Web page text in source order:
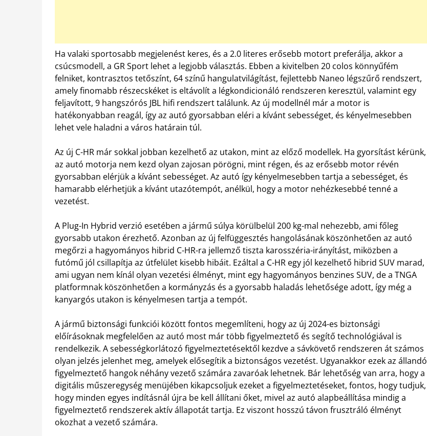
Ha valaki sportosabb megjelenést keres, és a 2.0 literes erősebb motort preferálja, akkor a
csúcsmodell, a GR Sport lehet a legjobb választás. Ebben a kivitelben 20 colos könnyűfém
felniket, kontrasztos tetőszínt, 64 színű hangulatvilágítást, fejlettebb Naneo légszűrő rendszert,
amely finomabb részecskéket is eltávolít a légkondicionáló rendszeren keresztül, valamint egy
feljavított, 9 hangszórós JBL hifi rendszert találunk. Az új modellnél már a motor is
hatékonyabban reagál, így az autó gyorsabban eléri a kívánt sebességet, és kényelmesebben
lehet vele haladni a város határain túl.
Az új C-HR már sokkal jobban kezelhető az utakon, mint az előző modellek. Ha gyorsítást kérünk,
az autó motorja nem kezd olyan zajosan pörögni, mint régen, és az erősebb motor révén
gyorsabban elérjük a kívánt sebességet. Az autó így kényelmesebben tartja a sebességet, és
hamarabb elérhetjük a kívánt utazótempót, anélkül, hogy a motor nehézkesebbé tenné a
vezetést.
A Plug-In Hybrid verzió esetében a jármű súlya körülbelül 200 kg-mal nehezebb, ami főleg
gyorsabb utakon érezhető. Azonban az új felfüggesztés hangolásának köszönhetően az autó
megőrzi a hagyományos hibrid C-HR-ra jellemző tiszta karosszéria-irányítást, miközben a
futómű jól csillapítja az útfelület kisebb hibáit. Ezáltal a C-HR egy jól kezelhető hibrid SUV marad,
ami ugyan nem kínál olyan vezetési élményt, mint egy hagyományos benzines SUV, de a TNGA
platformnak köszönhetően a kormányzás és a gyorsabb haladás lehetősége adott, így még a
kanyargós utakon is kényelmesen tartja a tempót.
A jármű biztonsági funkciói között fontos megemlíteni, hogy az új 2024-es biztonsági
előírásoknak megfelelően az autó most már több figyelmeztető és segítő technológiával is
rendelkezik. A sebességkorlátozó figyelmeztetésektől kezdve a sávkövető rendszeren át számos
olyan jelzés jelenhet meg, amelyek elősegítik a biztonságos vezetést. Ugyanakkor ezek az állandó
figyelmeztető hangok néhány vezető számára zavaróak lehetnek. Bár lehetőség van arra, hogy a
digitális műszeregység menüjében kikapcsoljuk ezeket a figyelmeztetéseket, fontos, hogy tudjuk,
hogy minden egyes indításnál újra be kell állítani őket, mivel az autó alapbeállítása mindig a
figyelmeztető rendszerek aktív állapotát tartja. Ez viszont hosszú távon frusztráló élményt
okozhat a vezető számára.